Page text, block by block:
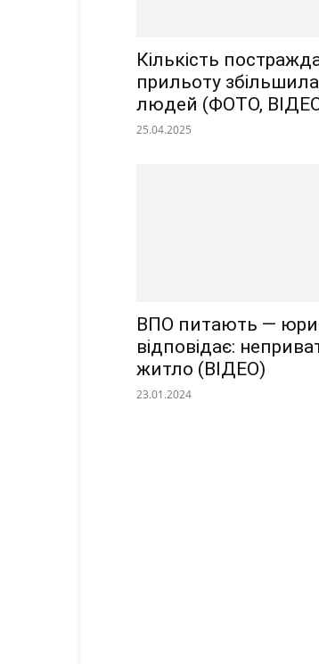
Кількість
прильоту
людей (ФОТО,
25.04.2025
ВПО питають —
відповідає:
житло (ВІДЕО)
23.01.2024